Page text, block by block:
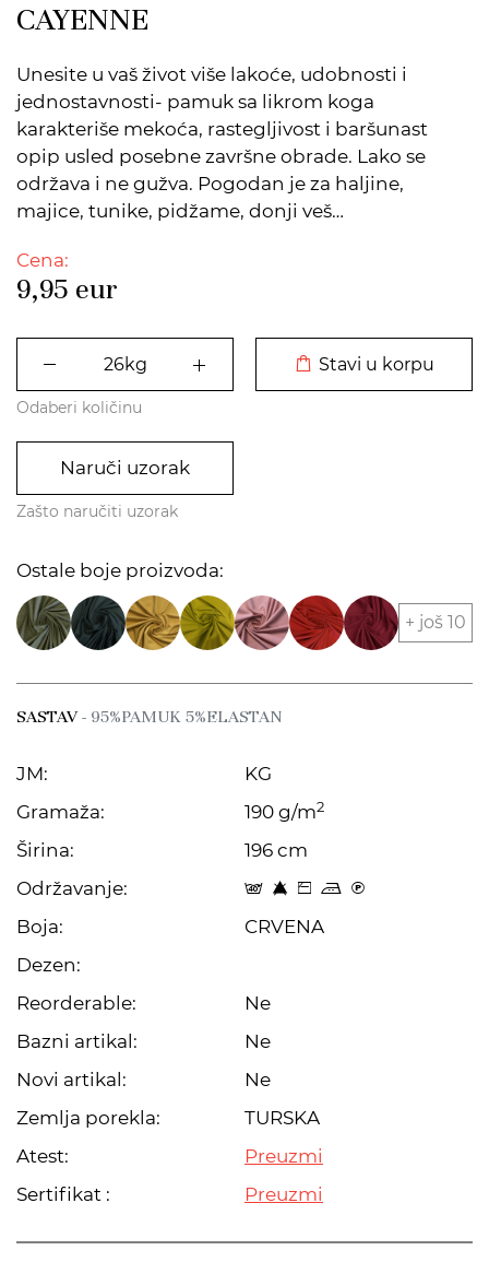
CAYENNE
Unesite u vaš život više lakoće, udobnosti i
jednostavnosti- pamuk sa likrom koga
karakteriše mekoća, rastegljivost i baršunast
opip usled posebne završne obrade. Lako se
održava i ne gužva. Pogodan je za haljine,
majice, tunike, pidžame, donji veš…
Cena:
9,95 eur
Stavi u korpu
Odaberi količinu
Naruči uzorak
Zašto naručiti uzorak
Ostale boje proizvoda:
+ još 10
SASTAV- 95%PAMUK 5%ELASTAN
JM:
KG
Gramaža:
190 g/m2
Širina:
196 cm
Održavanje:
t 8 Z p C
Boja:
CRVENA
Dezen:
Reorderable:
Ne
Bazni artikal:
Ne
Novi artikal:
Ne
Zemlja porekla:
TURSKA
Atest:
Preuzmi
Sertifikat :
Preuzmi